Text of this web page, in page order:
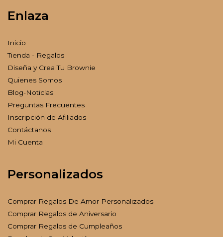
Enlaza
Inicio
Tienda - Regalos
Diseña y Crea Tu Brownie
Quienes Somos
Blog-Noticias
Preguntas Frecuentes
Inscripción de Afiliados
Contáctanos
Mi Cuenta
Personalizados
Comprar Regalos De Amor Personalizados
Comprar Regalos de Aniversario
Comprar Regalos de Cumpleaños